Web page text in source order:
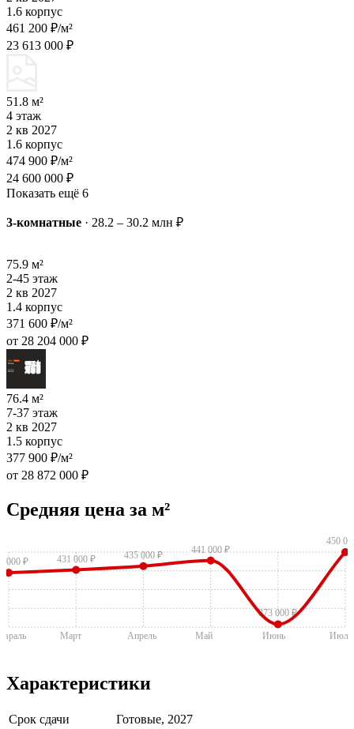
1.6 корпус
461 200 ₽/м²
23 613 000 ₽
51.8 м²
4 этаж
2 кв 2027
1.6 корпус
474 900 ₽/м²
24 600 000 ₽
Показать ещё 6
3-комнатные · 28.2 – 30.2 млн ₽
75.9 м²
2-45 этаж
2 кв 2027
1.4 корпус
371 600 ₽/м²
от 28 204 000 ₽
76.4 м²
7-37 этаж
2 кв 2027
1.5 корпус
377 900 ₽/м²
от 28 872 000 ₽
Средняя цена за м²
000 ₽ 431 000 ₽ 435 000 ₽
441 000 ₽
373 000 ₽
450
Март Апрель Май Июнь Июль
Характеристики
Срок сдачи
Готовые, 2027